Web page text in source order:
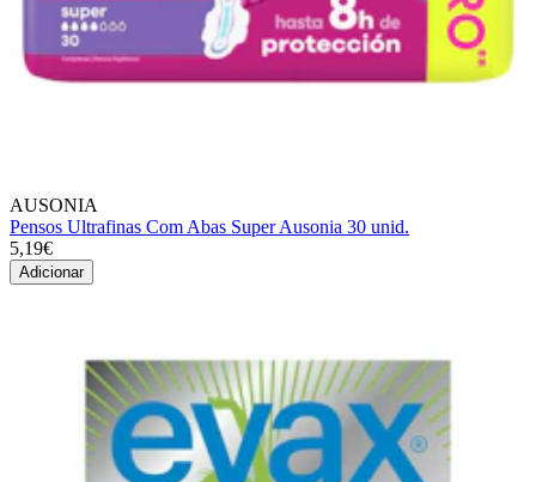
AUSONIA
Pensos Ultrafinas Com Abas Super Ausonia 30 unid.
5,19€
Adicionar